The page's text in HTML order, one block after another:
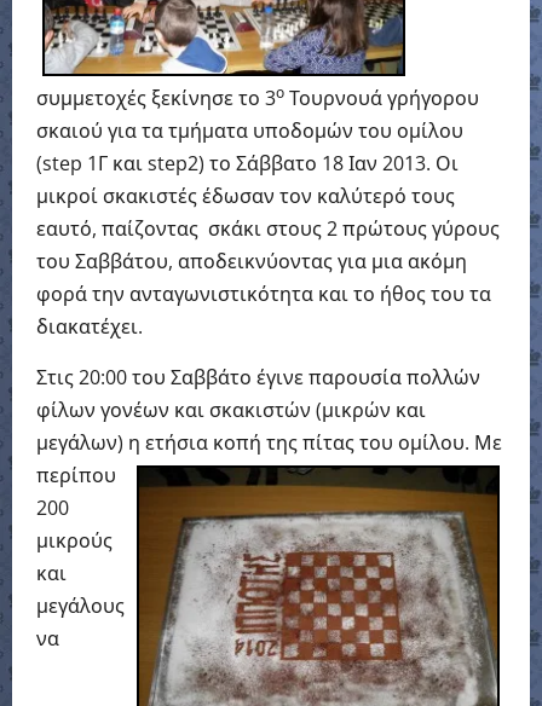
συμμετοχές ξεκίνησε το 3ο Τουρνουά γρήγορου
σκαιού για τα τμήματα υποδομών του ομίλου
(step 1Γ και step2) το Σάββατο 18 Ιαν 2013. Οι
μικροί σκακιστές έδωσαν τον καλύτερό τους
εαυτό, παίζοντας σκάκι στους 2 πρώτους γύρους
του Σαββάτου, αποδεικνύοντας για μια ακόμη
φορά την ανταγωνιστικότητα και το ήθος του τα
διακατέχει.
Στις 20:00 του Σαββάτο έγινε παρουσία πολλών
φίλων γονέων και σκακιστών (μικρών και
μεγάλων) η ετήσια κοπή της πίτας του ομίλου. Με
περίπου
200
μικρούς
και
μεγάλους
να